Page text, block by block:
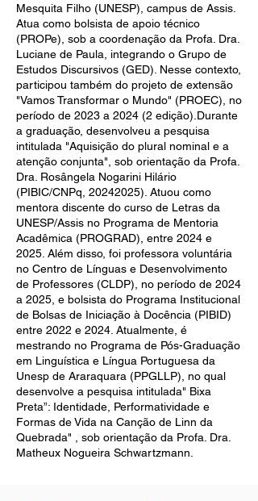
Mesquita Filho (UNESP), campus de Assis.
Atua como bolsista de apoio técnico
(PROPe), sob a coordenação da Profa. Dra.
Luciane de Paula, integrando o Grupo de
Estudos Discursivos (GED). Nesse contexto,
participou também do projeto de extensão
"Vamos Transformar o Mundo" (PROEC), no
período de 2023 a 2024 (2 edição).Durante
a graduação, desenvolveu a pesquisa
intitulada "Aquisição do plural nominal e a
atenção conjunta", sob orientação da Profa.
Dra. Rosângela Nogarini Hilário
(PIBIC/CNPq, 20242025) . Atuou como
mentora discente do curso de Letras da
UNESP/Assis no Programa de Mentoria
Acadêmica (PROGRAD), entre 2024 e
2025. Além disso, foi professora voluntária
no Centro de Línguas e Desenvolvimento
de Professores (CLDP), no período de 2024
a 2025, e bolsista do Programa Institucional
de Bolsas de Iniciação à Docência (PIBID)
entre 2022 e 2024. Atualmente, é
mestrando no Programa de Pós-Graduação
em Linguística e Língua Portuguesa da
Unesp de Araraquara (PPGLLP), no qual
desenvolve a pesquisa intitulada" Bixa
Preta”: Identidade, Performatividade e
Formas de Vida na Canção de Linn da
Quebrada" , sob orientação da Profa. Dra.
Matheux Nogueira Schwartzmann.